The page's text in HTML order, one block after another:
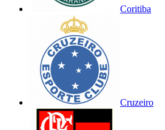
Coritiba
Cruzeiro